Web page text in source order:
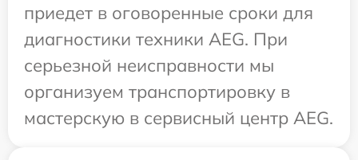
приедет в оговоренные сроки для
диагностики техники AEG. При
серьезной неисправности мы
организуем транспортировку в
мастерскую в сервисный центр AEG.